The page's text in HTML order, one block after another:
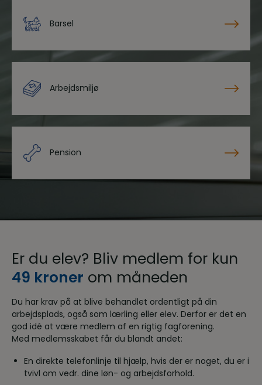
Barsel
Arbejdsmiljø
Pension
Er du elev? Bliv medlem for kun
49 kroner om måneden
Du har krav på at blive behandlet ordentligt på din
arbejdsplads, også som lærling eller elev. Derfor er det en
god idé at være medlem af en rigtig fagforening.
Med medlemsskabet får du blandt andet:
En direkte telefonlinje til hjælp, hvis der er noget, du er i
tvivl om vedr. dine løn- og arbejdsforhold.